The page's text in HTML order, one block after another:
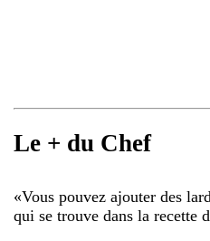
Le + du Chef
«Vous pouvez ajouter des
qui se trouve dans la recette